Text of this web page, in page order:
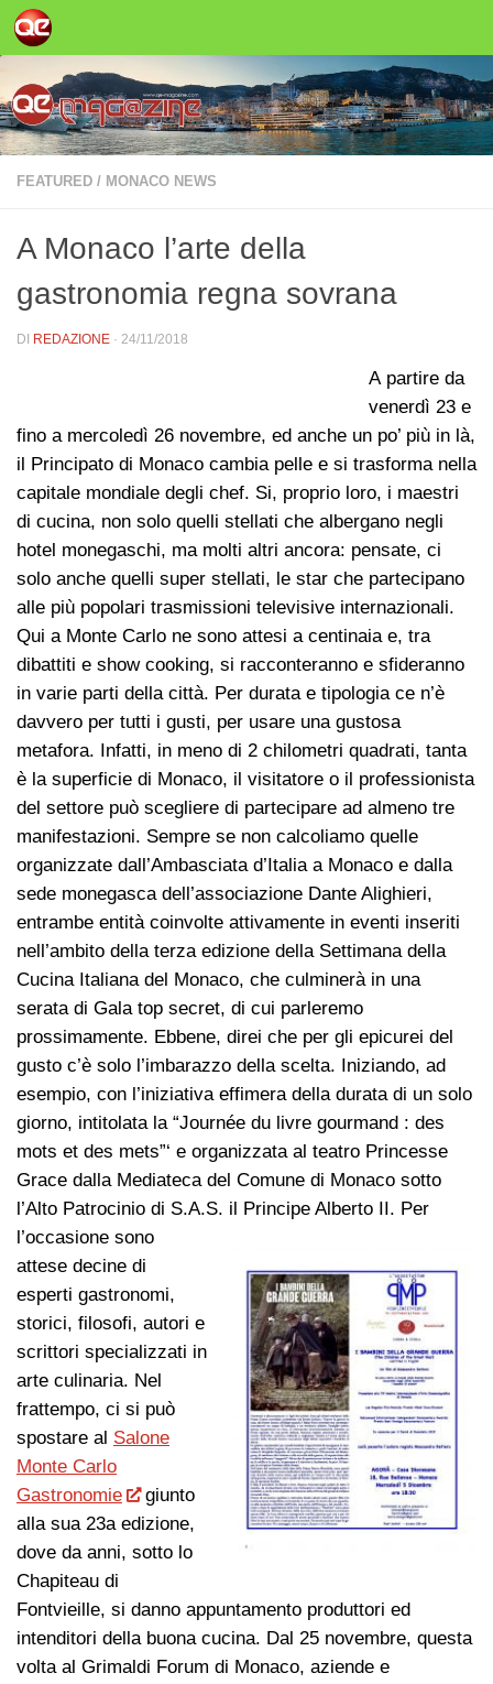
Salta al contenuto
FEATURED / MONACO NEWS
A Monaco l’arte della
gastronomia regna sovrana
DI REDAZIONE · 24/11/2018
A partire da
venerdì 23 e
fino a mercoledì 26 novembre, ed anche un po’ più in là,
il Principato di Monaco cambia pelle e si trasforma nella
capitale mondiale degli chef. Si, proprio loro, i maestri
di cucina, non solo quelli stellati che albergano negli
hotel monegaschi, ma molti altri ancora: pensate, ci
solo anche quelli super stellati, le star che partecipano
alle più popolari trasmissioni televisive internazionali.
Qui a Monte Carlo ne sono attesi a centinaia e, tra
dibattiti e show cooking, si racconteranno e sfideranno
in varie parti della città. Per durata e tipologia ce n’è
davvero per tutti i gusti, per usare una gustosa
metafora. Infatti, in meno di 2 chilometri quadrati, tanta
è la superficie di Monaco, il visitatore o il professionista
del settore può scegliere di partecipare ad almeno tre
manifestazioni. Sempre se non calcoliamo quelle
organizzate dall’Ambasciata d’Italia a Monaco e dalla
sede monegasca dell’associazione Dante Alighieri,
entrambe entità coinvolte attivamente in eventi inseriti
nell’ambito della terza edizione della Settimana della
Cucina Italiana del Monaco, che culminerà in una
serata di Gala top secret, di cui parleremo
prossimamente. Ebbene, direi che per gli epicurei del
gusto c’è solo l’imbarazzo della scelta. Iniziando, ad
esempio, con l’iniziativa effimera della durata di un solo
giorno, intitolata la “Journée du livre gourmand : des
mots et des mets”‘ e organizzata al teatro Princesse
Grace dalla Mediateca del Comune di Monaco sotto
l’Alto Patrocinio di S.A.S. il Principe Alberto II. Per
l’occasione sono
attese decine di
esperti gastronomi,
storici, filosofi, autori e
scrittori specializzati in
arte culinaria. Nel
frattempo, ci si può
spostare al Salone
Monte Carlo
Gastronomie
giunto
alla sua 23a edizione,
dove da anni, sotto lo
Chapiteau di
Fontvieille, si danno appuntamento produttori ed
intenditori della buona cucina. Dal 25 novembre, questa
volta al Grimaldi Forum di Monaco, aziende e